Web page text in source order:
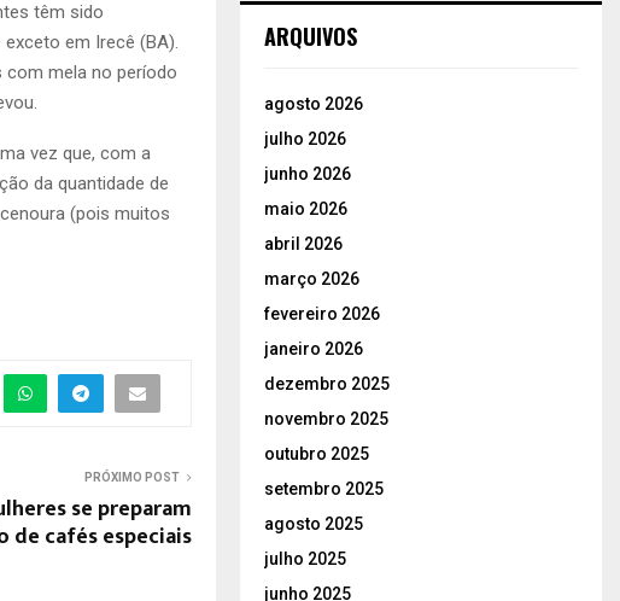
têm sido
em Irecê (BA).
com mela no período
vez que, com a
da quantidade de
(pois muitos
PRÓXIMO POST
se preparam
de cafés especiais
ARQUIVOS
agosto 2026
julho 2026
junho 2026
maio 2026
abril 2026
março 2026
fevereiro 2026
janeiro 2026
dezembro 2025
novembro 2025
outubro 2025
setembro 2025
agosto 2025
julho 2025
junho 2025